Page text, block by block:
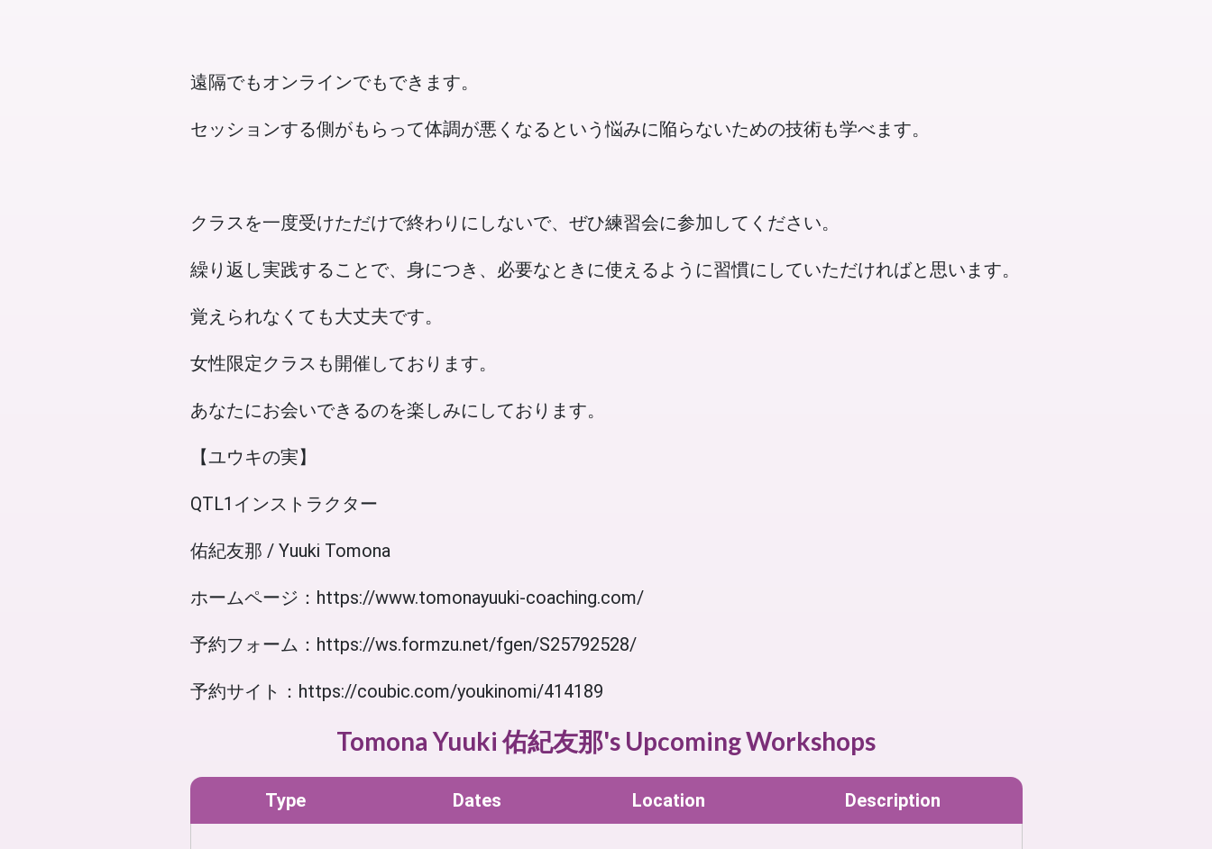
遠隔でもオンラインでもできます。
セッションする側がもらって体調が悪くなるという悩みに陥らないための技術も学べます。
クラスを一度受けただけで終わりにしないで、ぜひ練習会に参加してください。
繰り返し実践することで、身につき、必要なときに使えるように習慣にしていただければと思います。
覚えられなくても大丈夫です。
女性限定クラスも開催しております。
あなたにお会いできるのを楽しみにしております。
【ユウキの実】
QTL1インストラクター
佑紀友那 / Yuuki Tomona
ホームページ：https://www.tomonayuuki-coaching.com/
予約フォーム：https://ws.formzu.net/fgen/S25792528/
予約サイト：https://coubic.com/youkinomi/414189
Tomona Yuuki 佑紀友那's Upcoming Workshops
Type Dates Location Description